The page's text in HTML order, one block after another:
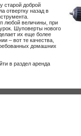
старой доброй
отвертку назад в
любой величины, при
Шуповерты нового
их еще более
– вот те качества,
домашних
в раздел аренда